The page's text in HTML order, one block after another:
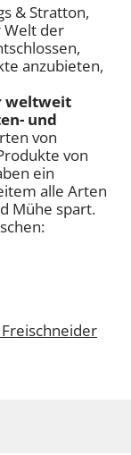
& Stratton,
der
anzubieten,
weltweit
und
von
von
ein
alle Arten
Mühe spart.